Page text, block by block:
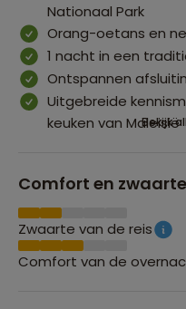
Nationaal Park
Orang-oetans en
1 nacht in een
Ontspannen
Uitgebreide
keuken van Maleisië
Bekijk
Comfort en
Zwaarte van de reis
Comfort van de